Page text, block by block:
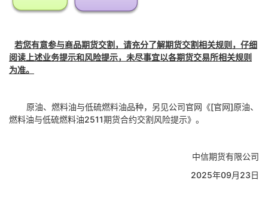
若您有意参与商品期货交割，请充分了解期货交割相关规则，仔细
阅读上述业务提示和风险提示，未尽事宜以各期货交易所相关规则
为准。
原油、燃料油与低硫燃料油品种，另见公司官网《[官网]原油、
燃料油与低硫燃料油2511期货合约交割风险提示》。
中信期货有限公司
2025年09月23日